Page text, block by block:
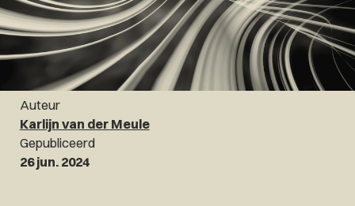
Auteur
Karlijn van der Meule
Gepubliceerd
26 jun. 2024